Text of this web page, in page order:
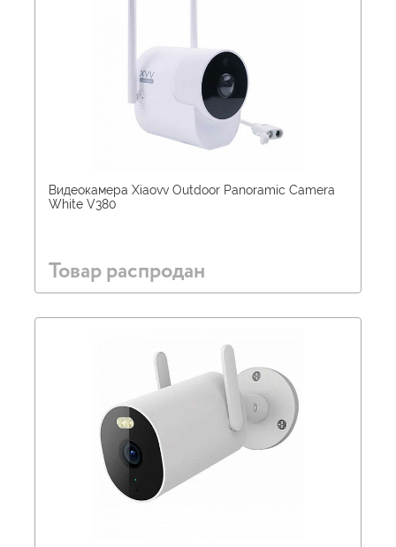
Видеокамера Xiaovv Outdoor Panoramic Camera
White V380
Товар распродан